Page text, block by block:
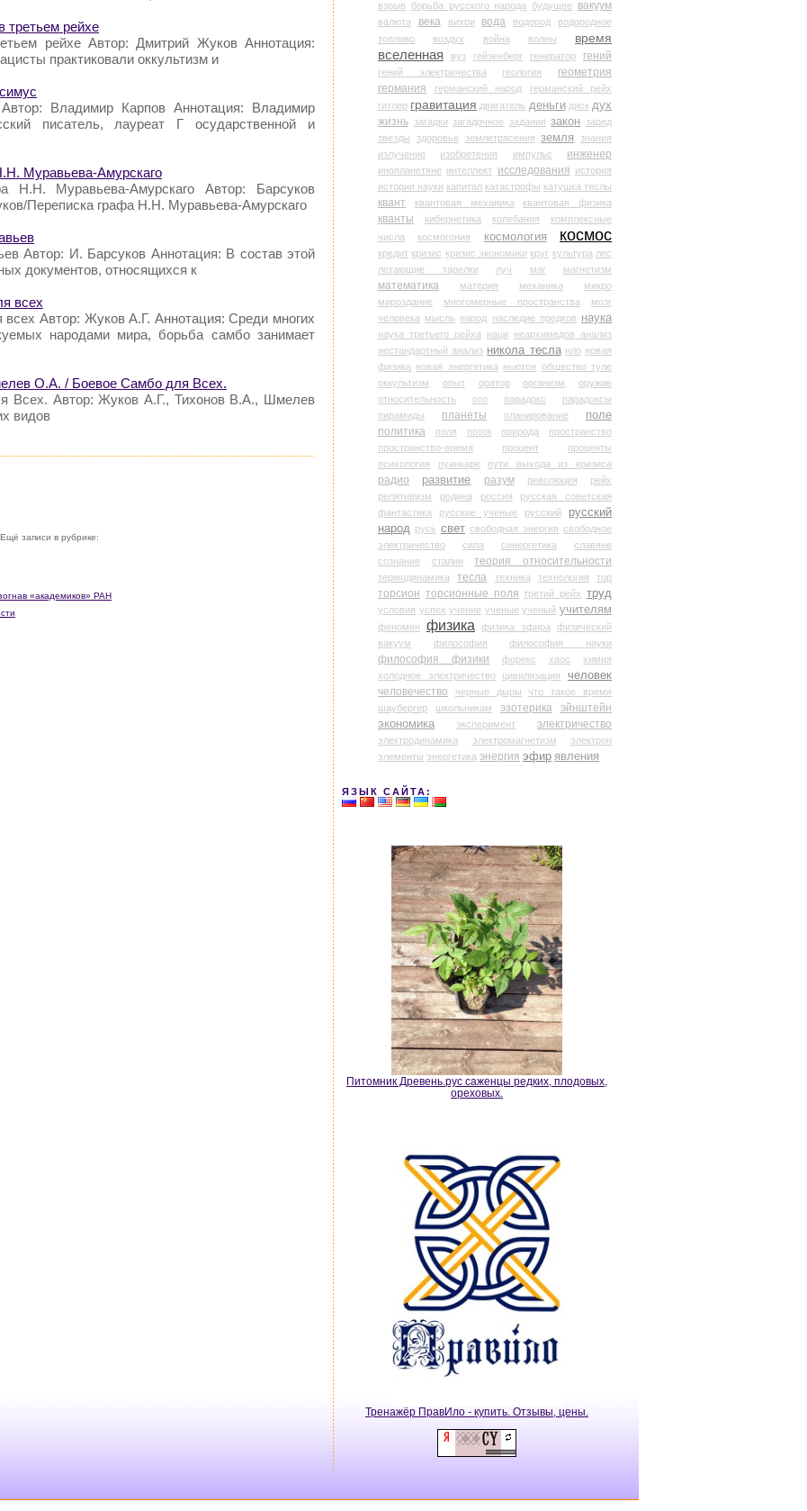
третьем рейхе
рейхе Автор: Дмитрий Жуков Аннотация:
практиковали оккультизм и
Владимир Карпов Аннотация: Владимир
писатель, лауреат Г осударственной и
Муравьева-Амурскаго
Н.Н. Муравьева-Амурскаго Автор: Барсуков
Переписка графа Н.Н. Муравьева-Амурскаго
Автор: И. Барсуков Аннотация: В состав этой
документов, относящихся к
всех
Автор: Жуков А.Г. Аннотация: Среди многих
народами мира, борьба самбо занимает
О.А. / Боевое Самбо для Всех.
Всех. Автор: Жуков А.Г., Тихонов В.А., Шмелев
видов
Ещё записи в рубрике:
«академиков» РАН
взрыв
борьба русского народа будущее вакуум
валюта века вихри вода водород
водородное
топливо
воздух война волны
время
вселенная
вуз гейзенберг генератор гений
гений электричества геология
геометрия
германия
германский народ
германский рейх
гитлер гравитация двигатель деньги диск дух
жизнь загадки загадочное задания закон заряд
звезды
здоровье землетрясения земля
знания
излучение
изобретения импульс инженер
инопланетяне интеллект исследования история
история науки капитал катастрофы катушка теслы
квант квантовая механика квантовая физика
кванты кибернетика колебания
комплексные
числа
космогония космология космос
кредит кризис кризис экономики круг культура лес
летающие тарелки
луч маг магнетизм
математика материя механика
микро
мироздание
многомерные пространства
мозг
человека мысль народ наследие предков наука
наука третьего рейха наци
неархимедов анализ
нестандартный анализ никола тесла нло новая
физика новая энергетика ньютон общество туле
оккультизм
опыт оратор организм
оружие
относительность
ото парадокс
парадоксы
пирамиды
планеты планирование
поле
политика
поля поток природа
пространство
пространство-время
процент
проценты
психология
пуанкаре пути выхода из кризиса
радио развитие разум революция
рейх
релятивизм
родина россия
русская советская
фантастика
русские ученые русский
русский
народ русь свет свободная энергия свободное
электричество
сила синергетика
славяне
сознание
сталин теория относительности
термодинамика тесла техника технология тор
торсион торсионные поля третий рейх труд
условия успех учение ученые ученый учителям
феномен физика физика эфира
физический
вакуум
философия философия науки
философия физики форекс хаос
химия
холодное электричество
цивилизация человек
человечество черные дыры
что такое время
шаубергер
школьникам эзотерика
эйнштейн
экономика
эксперимент электричество
электродинамика электромагнетизм
электрон
элементы энергетика энергия эфир явления
ЯЗЫК САЙТА:
Питомник Древень.рус саженцы редких, плодовых,
ореховых.
Тренажёр ПравИло - купить. Отзывы, цены.